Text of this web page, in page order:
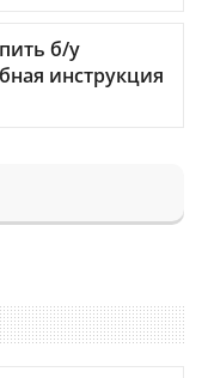
б/у
инструкция